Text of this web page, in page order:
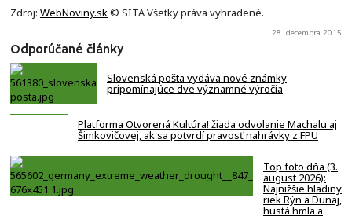
Zdroj: WebNoviny.sk© SITA Všetky práva vyhradené.
28. decembra 2015
Odporúčané články
Slovenská pošta vydáva nové známky
pripomínajúce dve významné výročia
Platforma Otvorená Kultúra! žiada odvolanie Machalu aj
Šimkovičovej, ak sa potvrdí pravosť nahrávky z FPU
Top foto dňa (3.
august 2026):
Najnižšie hladiny
riek Rýn a Dunaj,
hustá hmla a